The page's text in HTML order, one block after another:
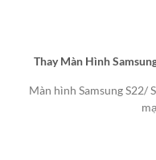
Thay Màn Hình
Màn hình Samsung S22/